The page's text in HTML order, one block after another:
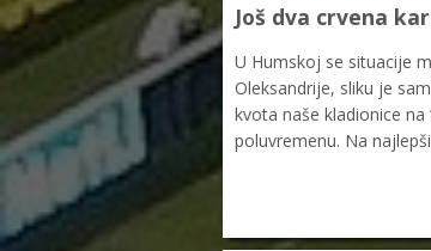
Još dva crvena
U Humskoj se situacije
Oleksandrije, sliku je
kvota naše kladionice na
poluvremenu. Na